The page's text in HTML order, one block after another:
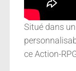
Situé dans
ce Action-